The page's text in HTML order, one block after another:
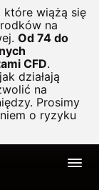
które wiążą się
na
Od 74 do
CFD.
działają
na
Prosimy
o ryzyku